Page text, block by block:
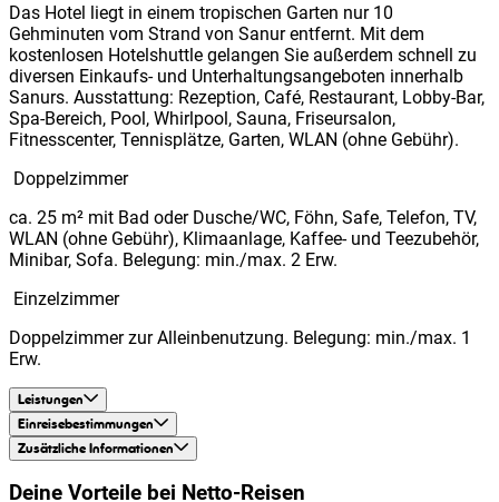
Das Hotel liegt in einem tropischen Garten nur 10
Gehminuten vom Strand von Sanur entfernt. Mit dem
kostenlosen Hotelshuttle gelangen Sie außerdem schnell zu
diversen Einkaufs- und Unterhaltungsangeboten innerhalb
Sanurs. Ausstattung: Rezeption, Café, Restaurant, Lobby-Bar,
Spa-Bereich, Pool, Whirlpool, Sauna, Friseursalon,
Fitnesscenter, Tennisplätze, Garten, WLAN (ohne Gebühr).
Doppelzimmer
ca. 25 m² mit Bad oder Dusche/WC, Föhn, Safe, Telefon, TV,
WLAN (ohne Gebühr), Klimaanlage, Kaffee- und Teezubehör,
Minibar, Sofa. Belegung: min./max. 2 Erw.
Einzelzimmer
Doppelzimmer zur Alleinbenutzung. Belegung: min./max. 1
Erw.
Leistungen
Einreisebestimmungen
Zusätzliche Informationen
Deine Vorteile bei Netto-Reisen